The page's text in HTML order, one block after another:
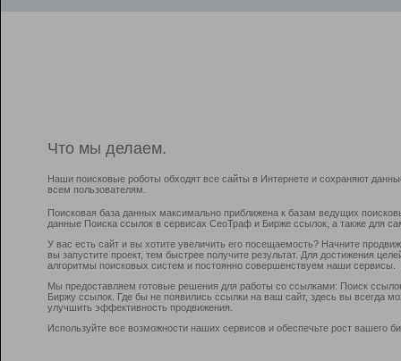
Что мы делаем.
Наши поисковые роботы обходят все сайты в Интернете и сохраняют
всем пользователям.
Поисковая база данных максимально приближена к базам ведущих
данные Поиска ссылок в сервисах СеоТраф и Бирже ссылок, а также для
У вас есть сайт и вы хотите увеличить его посещаемость? Начните
вы запустите проект, тем быстрее получите результат. Для достижения
алгоритмы поисковых систем и постоянно совершенствуем наши сервисы.
Мы предоставляем готовые решения для работы со ссылками: Поиск
Биржу ссылок. Где бы не появились ссылки на ваш сайт, здесь вы всегда
улучшить эффективность продвижения.
Используйте все возможности наших сервисов и обеспечьте рост вашего